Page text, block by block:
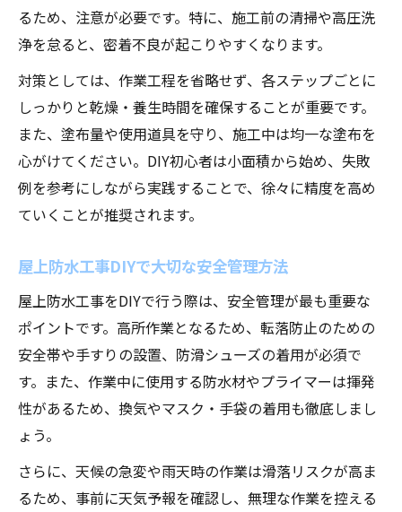
るため、注意が必要です。特に、施工前の清掃や高圧洗
浄を怠ると、密着不良が起こりやすくなります。
対策としては、作業工程を省略せず、各ステップごとに
しっかりと乾燥・養生時間を確保することが重要です。
また、塗布量や使用道具を守り、施工中は均一な塗布を
心がけてください。DIY初心者は小面積から始め、失敗
例を参考にしながら実践することで、徐々に精度を高め
ていくことが推奨されます。
屋上防水工事DIYで大切な安全管理方法
屋上防水工事をDIYで行う際は、安全管理が最も重要な
ポイントです。高所作業となるため、転落防止のための
安全帯や手すりの設置、防滑シューズの着用が必須で
す。また、作業中に使用する防水材やプライマーは揮発
性があるため、換気やマスク・手袋の着用も徹底しまし
ょう。
さらに、天候の急変や雨天時の作業は滑落リスクが高ま
るため、事前に天気予報を確認し、無理な作業を控える